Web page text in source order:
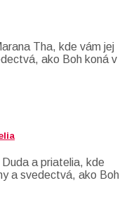
Tha, kde vám jej
ako Boh koná v
a priatelia, kde
a svedectvá, ako Boh